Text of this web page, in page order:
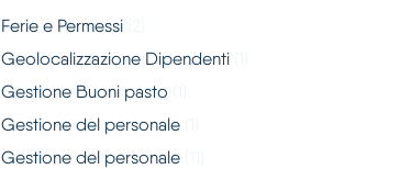
Ferie e Permessi(2)
Geolocalizzazione Dipendenti(1)
Gestione Buoni pasto
Gestione del personale(1)
Gestione del personale(11)